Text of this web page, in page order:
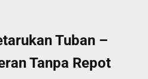
Tuban –
Tanpa Repot